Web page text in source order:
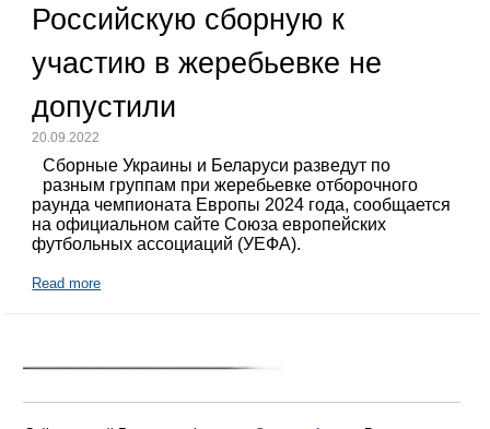
Российскую сборную к
участию в жеребьевке не
допустили
20.09.2022
Сборные Украины и Беларуси разведут по
разным группам при жеребьевке отборочного
раунда чемпионата Европы 2024 года, сообщается
на официальном сайте Союза европейских
футбольных ассоциаций (УЕФА).
Read more